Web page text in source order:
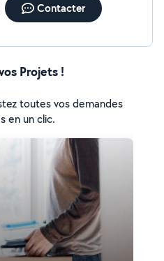
Contacter
Projets !
toutes vos demandes
en un clic.